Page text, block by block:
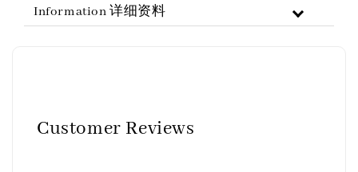
Information 详细资料
Customer Reviews